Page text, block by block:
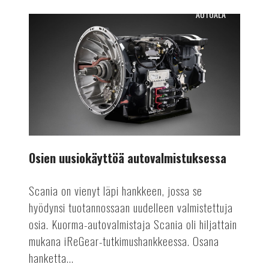
autovalmistuksessa
AUTOALA
Osien uusiokäyttöä autovalmistuksessa
Scania on vienyt läpi hankkeen, jossa se
hyödynsi tuotannossaan uudelleen valmistettuja
osia. Kuorma-autovalmistaja Scania oli hiljattain
mukana iReGear-tutkimushankkeessa. Osana
hanketta...